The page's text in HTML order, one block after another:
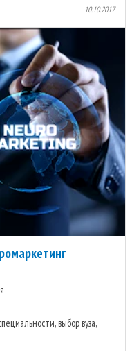
10.10.2017
выбор вуза,